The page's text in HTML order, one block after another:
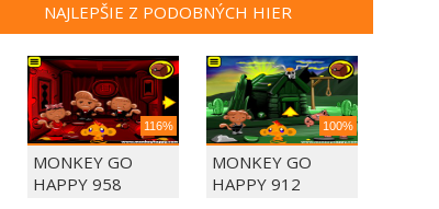
NAJLEPŠIE Z PODOBNÝCH HIER
116%
MONKEY GO
HAPPY 958
100%
MONKEY GO
HAPPY 912